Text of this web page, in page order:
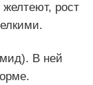
желтеют, рост
В ней